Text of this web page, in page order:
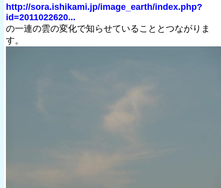
http://sora.ishikami.jp/image_earth/index.php?
id=2011022620...
の一連の雲の変化で知らせていることとつながりま
す。